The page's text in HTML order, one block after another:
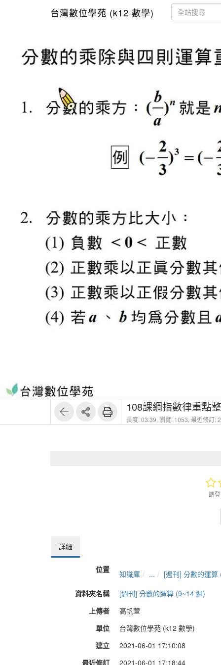
台灣數位學苑 (k12 數學)
12
108課綱指數律重點
長度: 03:39, 瀏覽: 1053, 最近修訂:
請
詳細
位置 知識庫 ...
[週刊] 分數的運算
資料夾名稱
[週刊] 分數的運算 (9~14 週)
上傳者
高帆萱
單位
台灣數位學苑 (k12 數學)
建立
2021-06-01 17:10:08
最近修訂
2021-06-01 17:18:44